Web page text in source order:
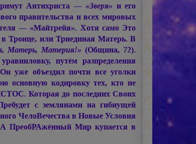
Антихриста —«Зверя» и его
правительства и всех мировых
— «Майтрейя». Хотя само Это
Троице, или Триединая Матерь. В
Матерь, Материя!» (Община, 72).
путём разпределения
уже объездил почти все уголки
основную кодировку тех, кто не
Которая до последних Своих
с землянами на гибнущей
ЧелоВечества в Новые Условия
Мир купается в